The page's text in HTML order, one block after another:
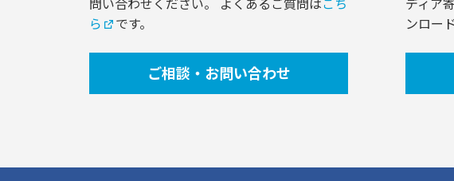
ら
です。
ご相談・お問い合わせ
ンロー